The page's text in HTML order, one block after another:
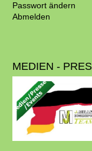
Passwort ändern
Abmelden
MEDIEN -